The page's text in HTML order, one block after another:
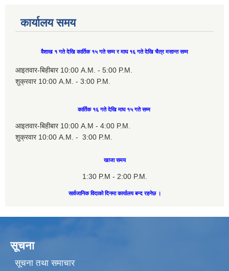
कार्यालय समय
वैशाख १ गते देखि कार्तिक १५ गते सम्म र माघ १६ गते देखि चैत्र मसान्त सम्म
आइतवार-बिहीबार 10:00 A.M. - 5:00 P.M.
शुक्रवार 10:00 A.M. - 3:00 P.M.
कार्तिक १६ गते देखि माघ १५ गते सम्म
आइतवार-बिहीबार 10:00 A.M - 4:00 P.M.
शुक्रवार 10:00 A.M. - 3:00 P.M.
खाजा समय
1:30 P.M - 2:00 P.M.
सार्वजानिक विदाको दिनमा कार्यालय बन्द रहनेछ ।
सूचना
सूचना तथा समाचार